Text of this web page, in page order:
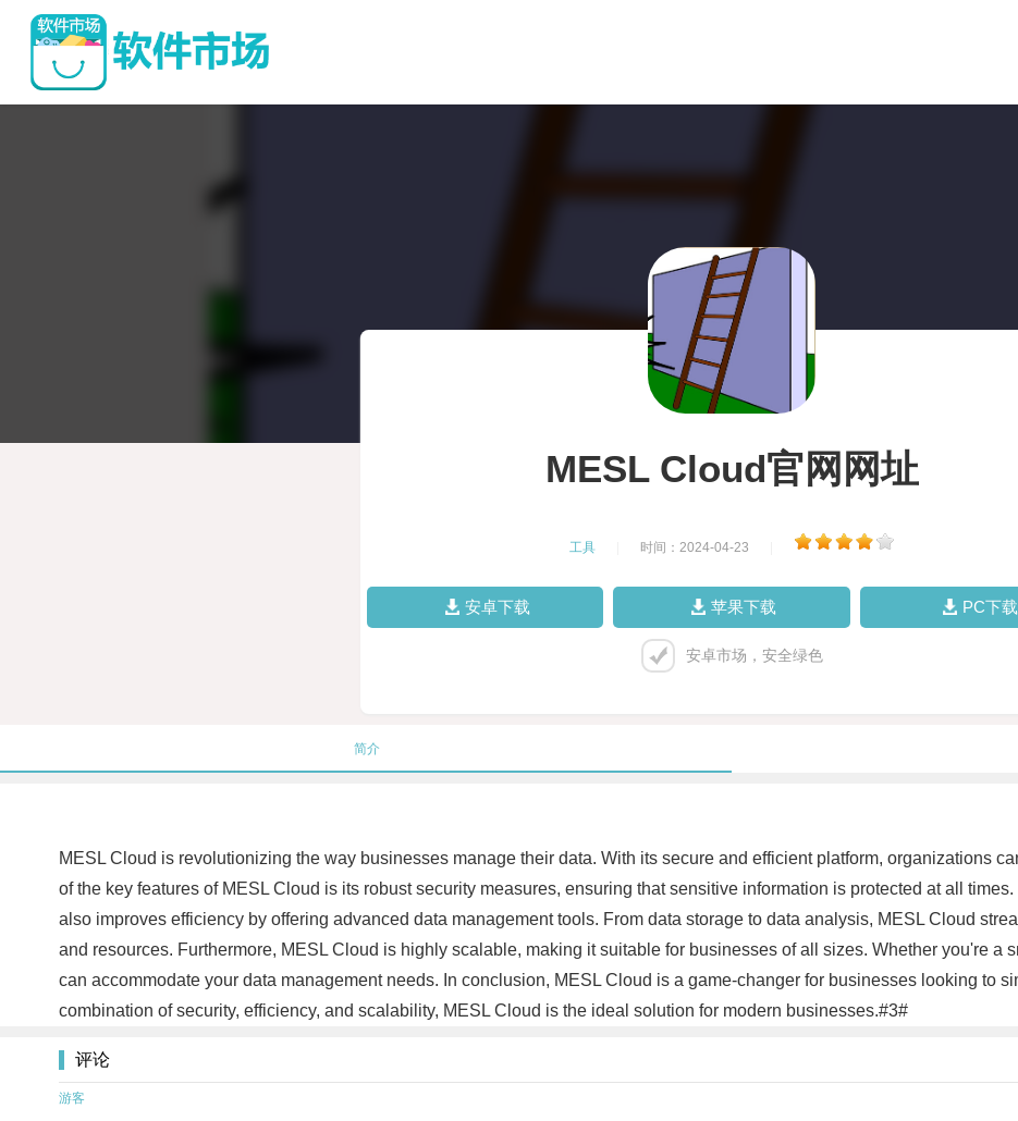
MESL Cloud官网网址
工具 时间：2024-04-23
安卓下载 苹果下载 PC下载
安卓市场，安全绿色
简介
MESL Cloud is revolutionizing the way businesses manage their data. With its secure and efficient platform, organizations
of the key features of MESL Cloud is its robust security measures, ensuring that sensitive information is protected at all
also improves efficiency by offering advanced data management tools. From data storage to data analysis, MESL Cloud
and resources. Furthermore, MESL Cloud is highly scalable, making it suitable for businesses of all sizes. Whether you're a
can accommodate your data management needs. In conclusion, MESL Cloud is a game-changer for businesses looking to
combination of security, efficiency, and scalability, MESL Cloud is the ideal solution for modern businesses.#3#
评论
游客